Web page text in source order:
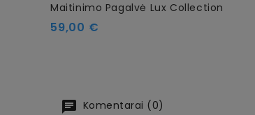
Maitinimo Pagalvė Lux Collection
Kaina
59,00 €
Komentarai (0)